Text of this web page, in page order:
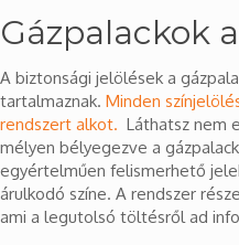
Gázpalackok
A biztonsági jelölések a
tartalmaznak. Minden
rendszert alkot. Láthatsz nem
mélyen bélyegezve a
egyértelműen felismerhető
árulkodó színe. A rendszer
ami a legutolsó töltésről ad